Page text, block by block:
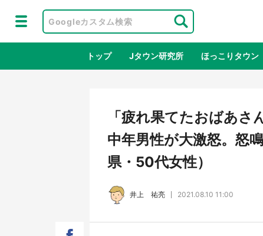
トップ Jタウン研究所 ほっこりタウン
地域×二次
「疲れ果てたおばあさ
中年男性が大激怒。怒
県・50代女性）
井上 祐亮 2021.08.10 11:00